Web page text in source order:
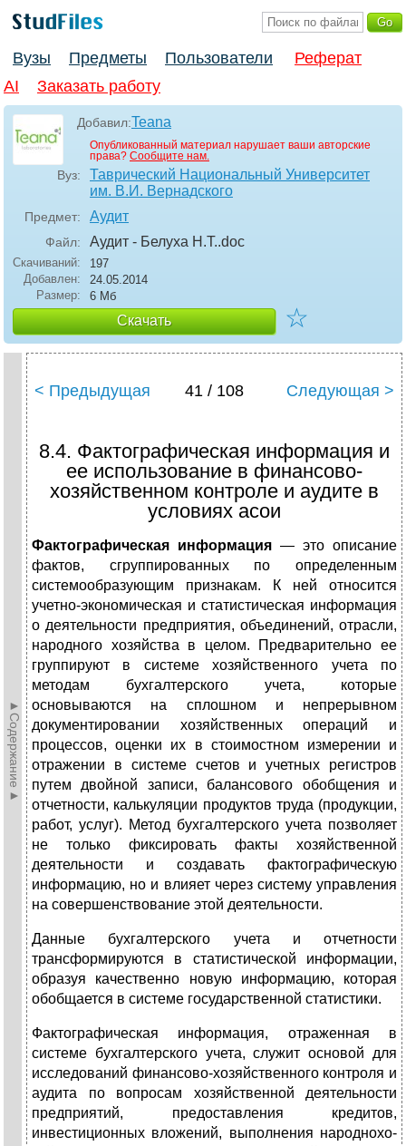
Вузы Предметы Пользователи
Реферат
AI
Заказать работу
Добавил:Teana
Опубликованный материал нарушает ваши авторские
права? Сообщите нам.
Вуз:
Таврический Национальный Университет
им. В.И. Вернадского
Предмет: Аудит
Файл: Аудит - Белуха Н.Т..doc
Скачиваний:
197
Добавлен:
24.05.2014
Размер:
6 Мб
Скачать ☆
►Содержание►
< Предыдущая 41 / 108 Следующая >
8.4. Фактографическая информация и
ее использование в финансово-
хозяйственном контроле и аудите в
условиях асои
Фактографическая информация — это описание
фак­тов, сгруппированных по определенным
системообразующим признакам. К ней относится
учетно-экономическая и статистическая информация
о деятельности предприятия, объединений, отрасли,
народного хозяйства в целом. Пред­варительно ее
группируют в системе хозяйственного учета по
методам бухгалтерского учета, которые
основываются на сплошном и непрерывном
документировании хозяйст­венных операций и
процессов, оценки их в стоимостном измерении и
отражении в системе счетов и учетных регист­ров
путем двойной записи, балансового обобщения и
отчетно­сти, калькуляции продуктов труда (продукции,
работ, услуг). Метод бухгалтерского учета позволяет
не только фиксиро­вать факты хозяйственной
деятельности и создавать фак­тографическую
информацию, но и влияет через систему управления
на совершенствование этой деятельности.
Данные бухгалтерского учета и отчетности
трансформи­руются в статистической информации,
образуя качествен­но новую информацию, которая
обобщается в системе госу­дарственной статистики.
Фактографическая информация, отраженная в
системе бухгалтерского учета, служит основой для
исследований фи­нансово-хозяйственного контроля и
аудита по вопросам хо­зяйственной деятельности
предприятий, предоставления кре­дитов,
инвестиционных вложений, выполнения народнохо­